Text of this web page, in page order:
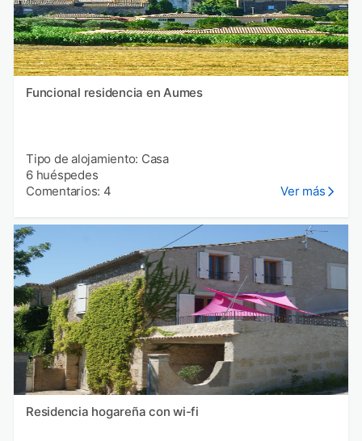
Funcional residencia en Aumes
Tipo de alojamiento: Casa
6 huéspedes
Comentarios: 4
Ver más
Residencia hogareña con wi-fi